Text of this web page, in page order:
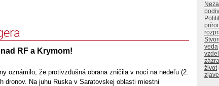
RF a Krymom!
oznámilo, že protivzdušná obrana zničila v noci na nedeľu (2.
dronov. Na juhu Ruska v Saratovskej oblasti miestni
veda
život